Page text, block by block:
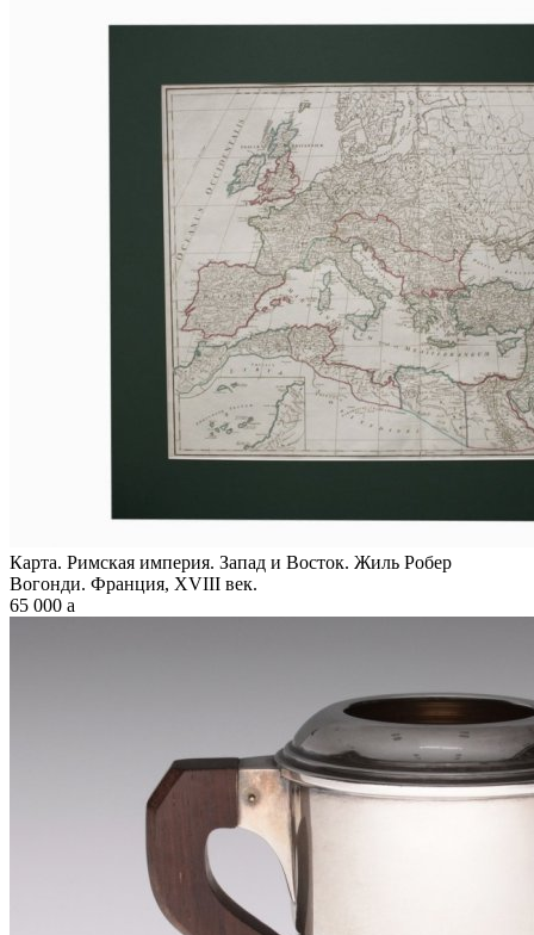
Карта. Римская империя. Запад и Восток. Жиль Робер
Вогонди. Франция, XVIII век.
65 000 a